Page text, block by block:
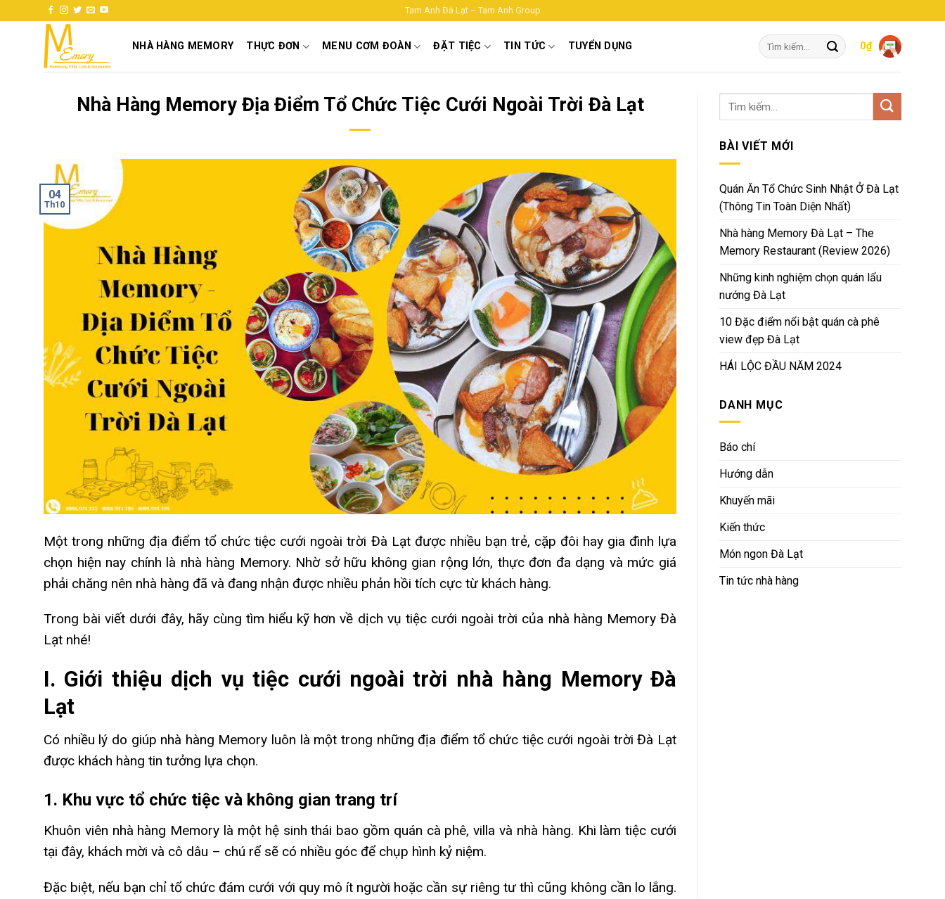
to
Tam Anh Đà Lạt – Tam Anh Group
NHÀ HÀNG MEMORY THỰC ĐƠN MENU CƠM ĐOÀN ĐẶT TIỆC TIN TỨC TUYỂN DỤNG
Tìm
kiếm:
0₫
Nhà Hàng Memory Địa Điểm Tổ Chức Tiệc Cưới Ngoài Trời Đà Lạt
04
Th10
Một trong những địa điểm tổ chức tiệc cưới ngoài trời Đà Lạtđược nhiều bạn trẻ, cặp đôi hay gia đình lựa
chọn hiện nay chính là nhà hàng Memory. Nhờ sở hữu không gian rộng lớn, thực đơn đa dạng và mức giá
phải chăng nên nhà hàng đã và đang nhận được nhiều phản hồi tích cực từ khách hàng.
Trong bài viết dưới đây, hãy cùng tìm hiểu kỹ hơn về dịch vụ tiệc cưới ngoài trời của nhà hàng Memory Đà
Lạt nhé!
I. Giới thiệu dịch vụ tiệc cưới ngoài trời nhà hàng Memory Đà
Lạt
Có nhiều lý do giúp nhà hàng Memory luôn là một trong những địa điểm tổ chức tiệc cưới ngoài trời Đà Lạt
được khách hàng tin tưởng lựa chọn.
1. Khu vực tổ chức tiệc và không gian trang trí
Khuôn viên nhà hàng Memory là một hệ sinh thái bao gồm quán cà phê, villa và nhà hàng. Khi làm tiệc cưới
tại đây, khách mời và cô dâu – chú rể sẽ có nhiều góc để chụp hình kỷ niệm.
Đặc biệt, nếu bạn chỉ tổ chức đám cưới với quy mô ít người hoặc cần sự riêng tư thì cũng không cần lo lắng.
BÀI VIẾT MỚI
Quán Ăn Tổ Chức Sinh Nhật Ở Đà Lạt
(Thông Tin Toàn Diện Nhất)
Nhà hàng Memory Đà Lạt – The
Memory Restaurant (Review 2026)
Những kinh nghiệm chọn quán lẩu
nướng Đà Lạt
10 Đặc điểm nổi bật quán cà phê
view đẹp Đà Lạt
HÁI LỘC ĐẦU NĂM 2024
DANH MỤC
Báo chí
Hướng dẫn
Khuyến mãi
Kiến thức
Món ngon Đà Lạt
Tin tức nhà hàng